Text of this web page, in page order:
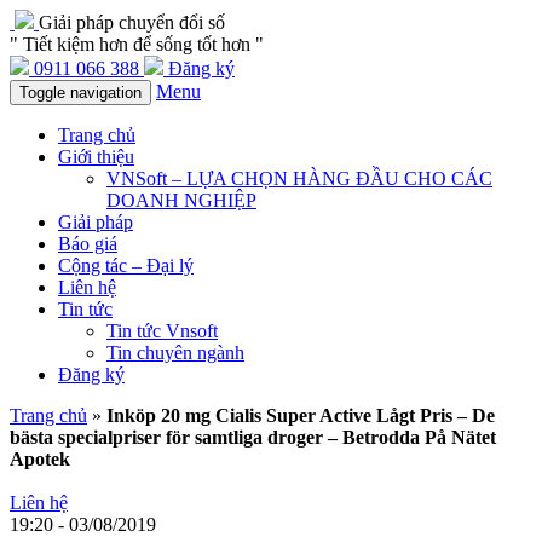
Giải pháp chuyển đổi số
" Tiết kiệm hơn để sống tốt hơn "
0911 066 388
Đăng ký
Toggle navigation Menu
Trang chủ
Giới thiệu
VNSoft – LỰA CHỌN HÀNG ĐẦU CHO CÁC
DOANH NGHIỆP
Giải pháp
Báo giá
Cộng tác – Đại lý
Liên hệ
Tin tức
Tin tức Vnsoft
Tin chuyên ngành
Đăng ký
Trang chủ » Inköp 20 mg Cialis Super Active Lågt Pris – De
bästa specialpriser för samtliga droger – Betrodda På Nätet
Apotek
Liên hệ
19:20 - 03/08/2019